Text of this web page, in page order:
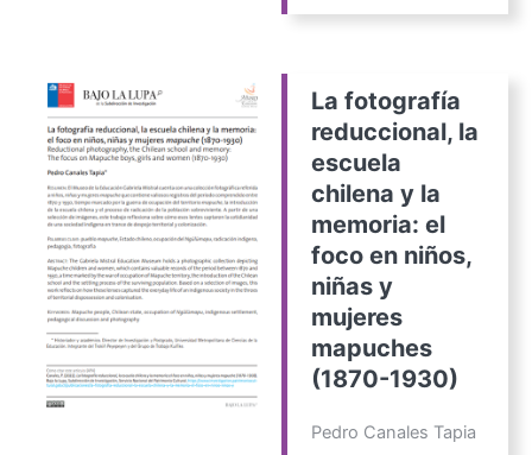
La fotografía
reduccional, la
escuela
chilena y la
memoria: el
foco en niños,
niñas y
mujeres
mapuches
(1870-1930)
Pedro Canales Tapia